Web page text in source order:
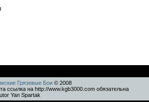
Грязевые Бои © 2008
ссылка на http://www.kgb3000.com обязательна
Yan Spartak